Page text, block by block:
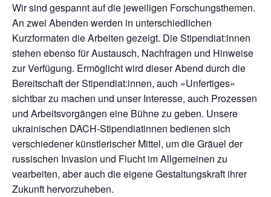
Wir sind gespannt auf die jeweiligen Forschungsthemen.
An zwei Abenden werden in unterschiedlichen
Kurzformaten die Arbeiten gezeigt. Die Stipendiat:innen
stehen ebenso für Austausch, Nachfragen und Hinweise
zur Verfügung. Ermöglicht wird dieser Abend durch die
Bereitschaft der Stipendiat:innen, auch »Unfertiges«
sichtbar zu machen und unser Interesse, auch Prozessen
und Arbeitsvorgängen eine Bühne zu geben. Unsere
ukrainischen DACH-Stipendiatinnen bedienen sich
verschiedener künstlerischer Mittel, um die Gräuel der
russischen Invasion und Flucht im Allgemeinen zu
vearbeiten, aber auch die eigene Gestaltungskraft ihrer
Zukunft hervorzuheben.